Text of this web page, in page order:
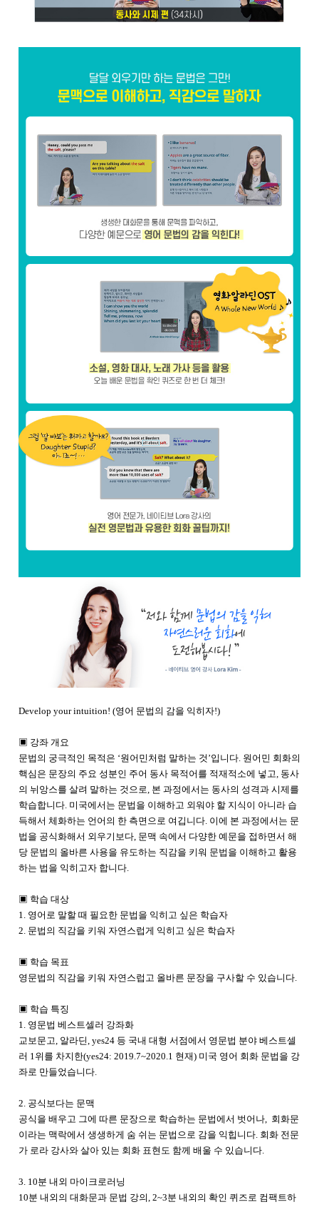
Develop your intuition! (영어 문법의 감을 익히자!)
▣ 강좌 개요
문법의 궁극적인 목적은 ‘원어민처럼 말하는 것’입니다. 원어민 회화의
핵심은 문장의 주요 성분인 주어 동사 목적어를 적재적소에 넣고, 동사
의 뉘앙스를 살려 말하는 것으로, 본 과정에서는 동사의 성격과 시제를
학습합니다. 미국에서는 문법을 이해하고 외워야 할 지식이 아니라 습
득해서 체화하는 언어의 한 측면으로 여깁니다. 이에 본 과정에서는 문
법을 공식화해서 외우기보다, 문맥 속에서 다양한 예문을 접하면서 해
당 문법의 올바른 사용을 유도하는 직감을 키워 문법을 이해하고 활용
하는 법을 익히고자 합니다.
▣ 학습 대상
1. 영어로 말할 때 필요한 문법을 익히고 싶은 학습자
2. 문법의 직감을 키워 자연스럽게 익히고 싶은 학습자
▣ 학습 목표
영문법의 직감을 키워 자연스럽고 올바른 문장을 구사할 수 있습니다.
▣ 학습 특징
1. 영문법 베스트셀러 강좌화
교보문고, 알라딘, yes24 등 국내 대형 서점에서 영문법 분야 베스트셀
러 1위를 차지한(yes24: 2019.7~2020.1 현재) 미국 영어 회화 문법을 강
좌로 만들었습니다.
2. 공식보다는 문맥
공식을 배우고 그에 따른 문장으로 학습하는 문법에서 벗어나, 회화문
이라는 맥락에서 생생하게 숨 쉬는 문법으로 감을 익힙니다. 회화 전문
가 로라 강사와 살아 있는 회화 표현도 함께 배울 수 있습니다.
3. 10분 내외 마이크로러닝
10분 내외의 대화문과 문법 강의, 2~3분 내외의 확인 퀴즈로 컴팩트하